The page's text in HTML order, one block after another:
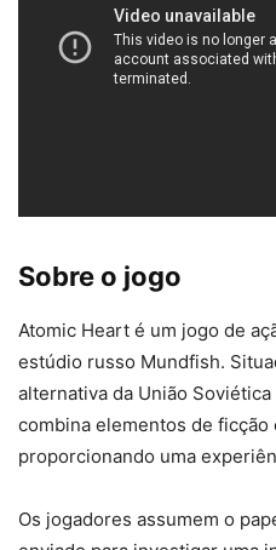
Sobre o jogo
Atomic Heart é um jogo de
estúdio russo Mundfish.
alternativa da União
combina elementos de
proporcionando uma
Os jogadores assumem o